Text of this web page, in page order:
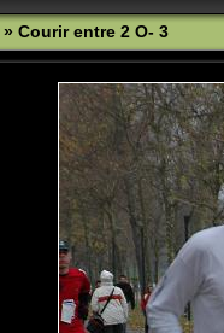
» Courir entre 2 O- 3